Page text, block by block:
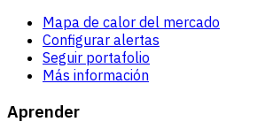
Mapa de calor del mercado
Configurar alertas
Seguir portafolio
Más información
Aprender